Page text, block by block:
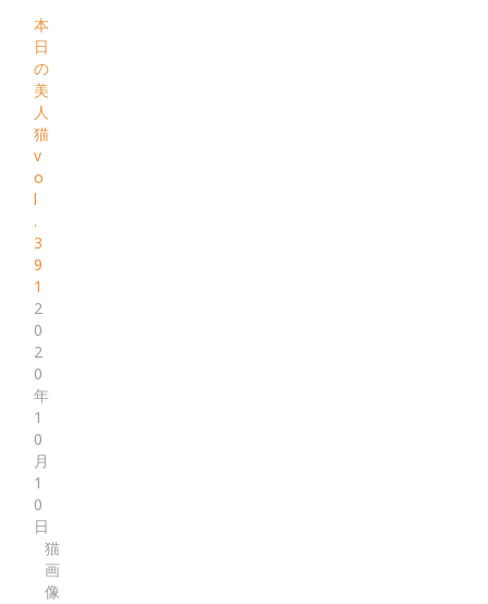
本
日
の
美
人
猫
v
o
l
.
3
9
1
2
0
2
0
年
1
0
月
1
0
日
猫
画
像